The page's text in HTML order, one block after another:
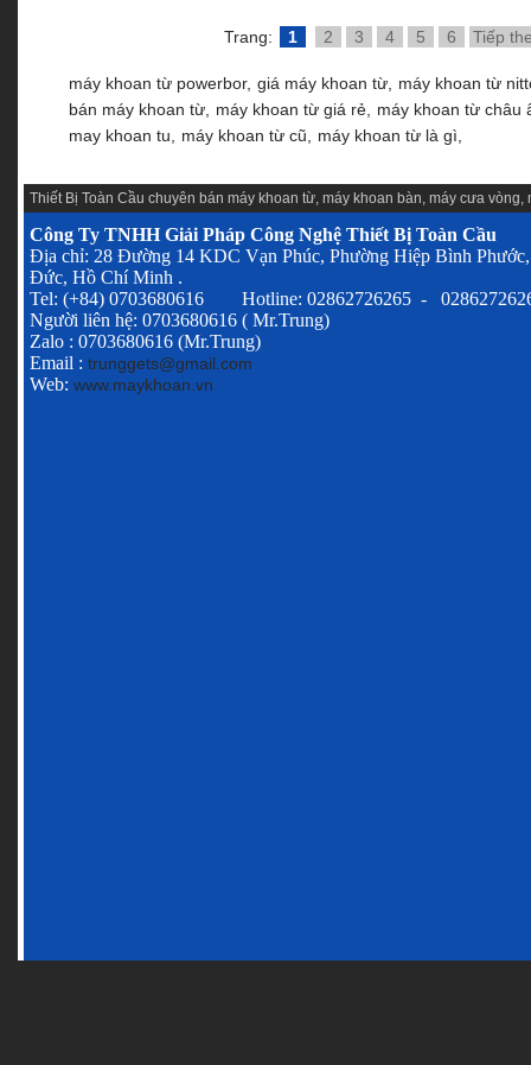
Trang: 1 2 3 4 5 6 Tiếp
máy khoan từ powerbor, giá máy khoan từ,
máy khoan từ
bán máy khoan từ,
máy khoan từ giá rẻ,
máy khoan từ châu
may khoan tu,
máy khoan từ cũ, máy khoan từ là gì,
Thiết Bị Toàn Cầu chuyên bán máy khoan từ, máy khoan bàn, máy cưa vòng,
Công Ty TNHH Giải Pháp Công Nghệ Thiết Bị Toàn Cầu
Địa chỉ: 28 Đường 14 KDC Vạn Phúc, Phường Hiệp Bình
Đức, Hồ Chí Minh .
Tel: (+84) 0703680616 Hotline: 02862726265 -
Người liên hệ: 0703680616 ( Mr.Trung)
Zalo : 0703680616 (Mr.Trung)
Email : trunggets@gmail.com
Web: www.maykhoan.vn